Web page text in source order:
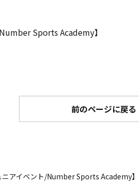
前のページに戻る
ニアイベント/Number Sports Academy】